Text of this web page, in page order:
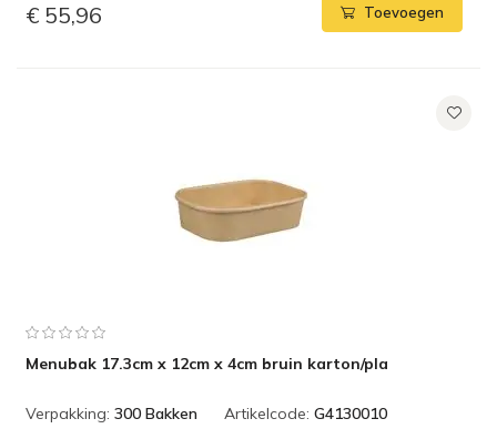
€ 55,96 Toevoegen
Menubak 17.3cm x 12cm x 4cm bruin karton/pla
Verpakking: 300 Bakken Artikelcode: G4130010